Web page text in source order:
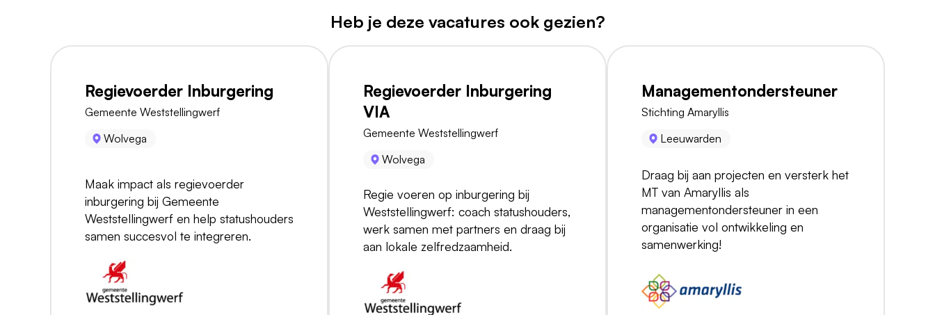
Heb je deze vacatures ook gezien?
Regievoerder Inburgering
Gemeente Weststellingwerf
Wolvega
Maak impact als regievoerder
inburgering bij Gemeente
Weststellingwerf en help statushouders
samen succesvol te integreren.
Regievoerder Inburgering
VIA
Gemeente Weststellingwerf
Wolvega
Regie voeren op inburgering bij
Weststellingwerf: coach statushouders,
werk samen met partners en draag bij
aan lokale zelfredzaamheid.
Managementondersteuner
Stichting Amaryllis
Leeuwarden
Draag bij aan projecten en versterk het
MT van Amaryllis als
managementondersteuner in een
organisatie vol ontwikkeling en
samenwerking!